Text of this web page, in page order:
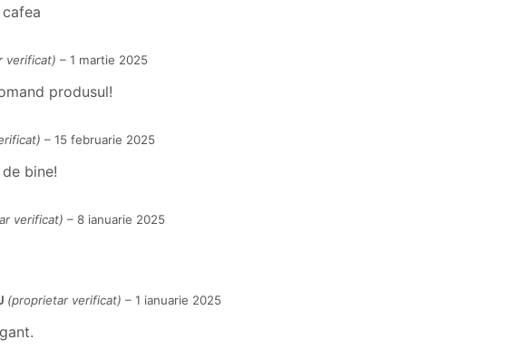
verificat) – 1 martie 2025
produsul!
– 15 februarie 2025
bine!
verificat) – 8 ianuarie 2025
(proprietar verificat) – 1 ianuarie 2025